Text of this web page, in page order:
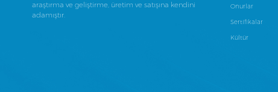
araştırma ve geliştirme, üretim ve satışına kendini
adamıştır.
Onurlar
Sertifikalar
Kültür